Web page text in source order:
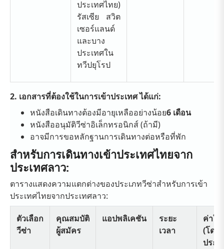
ประเทศไทย)
รัสเซีย สวิต
เซอร์แลนด์
และบาง
ประเทศใน
ทวีปยุโรป
2. เอกสารที่ต้องใช้ในการเข้าประเทศ ได้แก่:
หนังสือเดินทางต้องมีอายุเหลืออย่างน้อย6 เดือน
หนังสืออนุมัติวีซ่าอิเล็กทรอนิกส์ (ถ้ามี)
อาจมีการขอหลักฐานการเดินทางต่อหรือที่พัก
สำหรับการเดินทางเข้าประเทศไทยจาก
ประเทศลาว:
ตารางแสดงความแตกต่างของประเภทวีซ่าสำหรับการเข้า
ประเทศไทยจากประเทศลาว:
ตัวเลือก
วีซ่า
คุณสมบัติ
ผู้สมัคร
แอปพลิเคชัน
ระยะ
เวลา
ค่าใ
(โดย
ประ